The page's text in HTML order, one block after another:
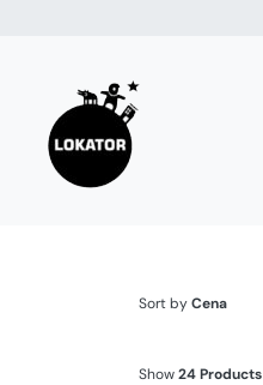
zawartości
Sort byCena
Show24 Products